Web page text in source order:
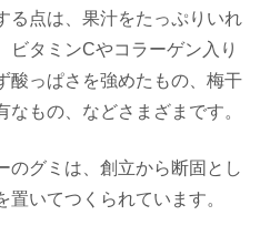
る点は、果汁をたっぷりいれ
ビタミンCやコラーゲン入り
酸っぱさを強めたもの、梅干
もの、などさまざまです。
のグミは、創立から断固とし
いてつくられています。